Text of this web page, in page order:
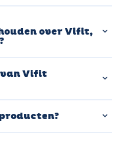
over Vifit,
van Vifit